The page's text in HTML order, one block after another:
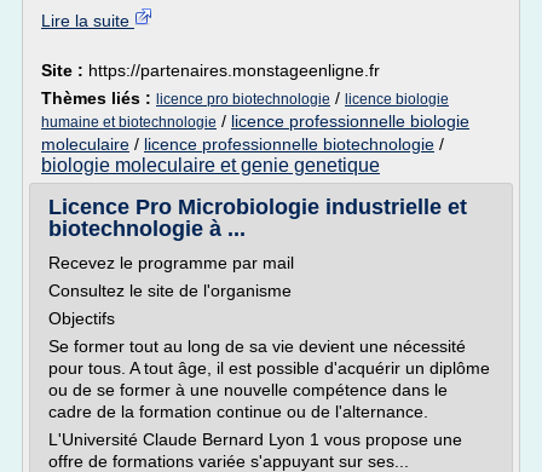
Lire la suite
Site : https://partenaires.monstageenligne.fr
Thèmes liés : licence pro biotechnologie / licence biologie
humaine et biotechnologie / licence professionnelle biologie
moleculaire / licence professionnelle biotechnologie /
biologie moleculaire et genie genetique
Licence Pro Microbiologie industrielle et
biotechnologie à ...
Recevez le programme par mail
Consultez le site de l'organisme
Objectifs
Se former tout au long de sa vie devient une nécessité
pour tous. A tout âge, il est possible d'acquérir un diplôme
ou de se former à une nouvelle compétence dans le
cadre de la formation continue ou de l'alternance.
L'Université Claude Bernard Lyon 1 vous propose une
offre de formations variée s'appuyant sur ses...